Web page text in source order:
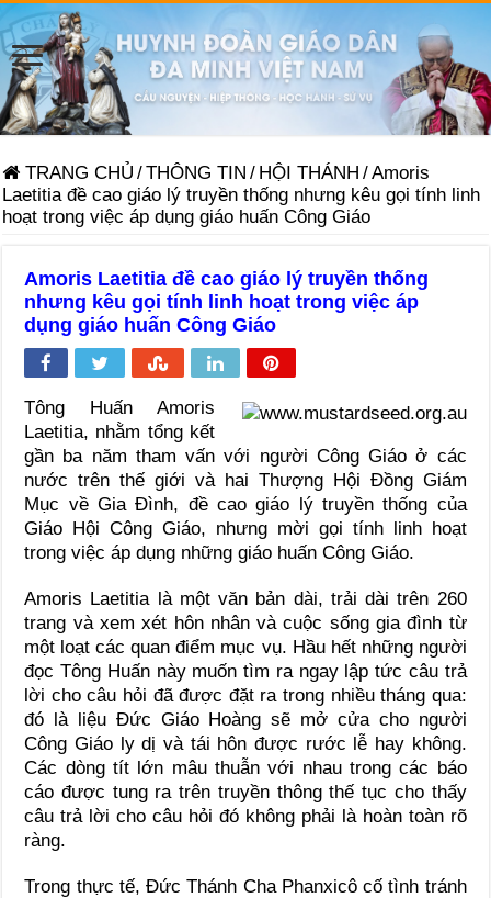
TRANG CHỦ /THÔNG TIN / HỘI THÁNH /Amoris
Laetitia đề cao giáo lý truyền thống nhưng kêu gọi tính linh
hoạt trong việc áp dụng giáo huấn Công Giáo
Amoris Laetitia đề cao giáo lý truyền thống
nhưng kêu gọi tính linh hoạt trong việc áp
dụng giáo huấn Công Giáo
Tông Huấn Amoris
Laetitia, nhằm tổng kết
gần ba năm tham vấn với người Công Giáo ở các
nước trên thế giới và hai Thượng Hội Đồng Giám
Mục về Gia Đình, đề cao giáo lý truyền thống của
Giáo Hội Công Giáo, nhưng mời gọi tính linh hoạt
trong việc áp dụng những giáo huấn Công Giáo.
Amoris Laetitia là một văn bản dài, trải dài trên 260
trang và xem xét hôn nhân và cuộc sống gia đình từ
một loạt các quan điểm mục vụ. Hầu hết những người
đọc Tông Huấn này muốn tìm ra ngay lập tức câu trả
lời cho câu hỏi đã được đặt ra trong nhiều tháng qua:
đó là liệu Đức Giáo Hoàng sẽ mở cửa cho người
Công Giáo ly dị và tái hôn được rước lễ hay không.
Các dòng tít lớn mâu thuẫn với nhau trong các báo
cáo được tung ra trên truyền thông thế tục cho thấy
câu trả lời cho câu hỏi đó không phải là hoàn toàn rõ
ràng.
Trong thực tế, Đức Thánh Cha Phanxicô cố tình tránh